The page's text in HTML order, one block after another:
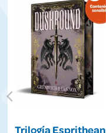
Trilogía Esprithean